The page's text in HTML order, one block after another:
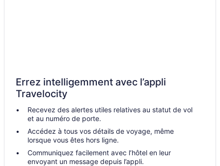
Errez intelligemment avec l’appli
Travelocity
Recevez des alertes utiles relatives au statut de vol
et au numéro de porte.
Accédez à tous vos détails de voyage, même
lorsque vous êtes hors ligne.
Communiquez facilement avec l’hôtel en leur
envoyant un message depuis l’appli.